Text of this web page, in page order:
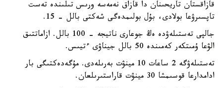
قازاقستان تاريحىنان دا قازاق نەمەسە ورىس تىلىندە تەست
تاپسىرۋعا بولادى، بۇل بولىمدەگى شەكتى بالل - 15.
جالپى تەستىلەۋدە ەڭ جوعارى ناتيجە - 100 بالل. ازاماتتىق
الۋعا ۇمىتكەر كەمىندە 50 بالل جيناۋى ءتيىس.
تەستىلەۋگە 2 ساعات 10 مينۋت بەرىلەدى. مۇگەدەكتىگى بار
ادامدارعا قوسىمشا 30 مينۋت قاراستىرىلعان.